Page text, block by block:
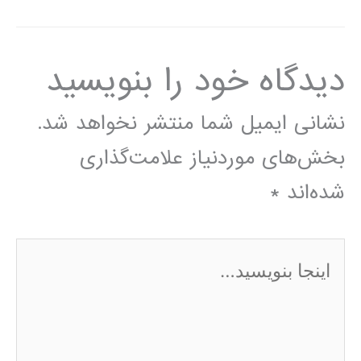
دیدگاه‌ خود را بنویسید
نشانی ایمیل شما منتشر نخواهد شد.
بخش‌های موردنیاز علامت‌گذاری
شده‌اند *
اینجا
بنویسید…